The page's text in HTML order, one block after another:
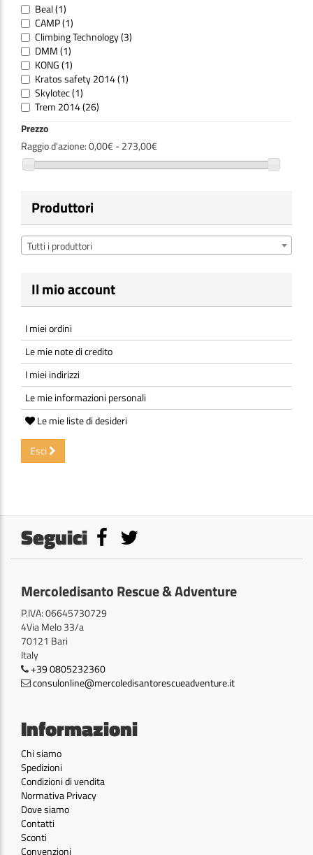
Beal(1)
CAMP(1)
Climbing Technology(3)
DMM(1)
KONG(1)
Kratos safety 2014(1)
Skylotec(1)
Trem 2014(26)
Prezzo
Raggio d'azione:0,00€ - 273,00€
Produttori
Tutti i produttori
Il mio account
I miei ordini
Le mie note di credito
I miei indirizzi
Le mie informazioni personali
Le mie liste di desideri
Esci
Seguici
Mercoledisanto Rescue & Adventure
P.IVA: 06645730729
4Via Melo 33/a
70121 Bari
Italy
+39 0805232360
consulonline@mercoledisantorescueadventure.it
Informazioni
Chi siamo
Spedizioni
Condizioni di vendita
Normativa Privacy
Dove siamo
Contatti
Sconti
Convenzioni